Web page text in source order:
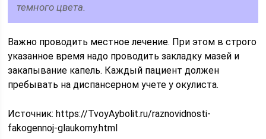
темного цвета.
Важно проводить местное лечение. При этом в строго
указанное время надо проводить закладку мазей и
закапывание капель. Каждый пациент должен
пребывать на диспансерном учете у окулиста.
Источник:https://TvoyAybolit.ru/raznovidnosti-
fakogennoj-glaukomy.html